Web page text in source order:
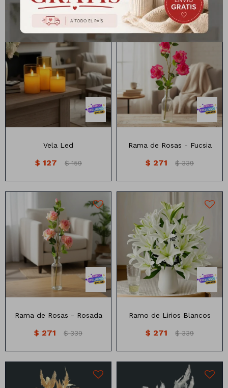
10 cm x5 cm
Vela Led
$ 127 $ 159
Rama de Rosas - Fucsia
$ 271 $ 339
Rama de Rosas - Rosada
$ 271 $ 339
Rama con 3 flores
1 metro
Ramo de Lirios Blancos
$ 271 $ 339